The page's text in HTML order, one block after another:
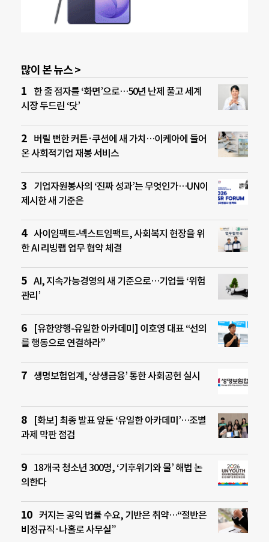
많이 본 뉴스 >
한 줄 점자를 ‘화면’으로…50년 난제 풀고 세계
시장 두드린 ‘닷’
버릴 뻔한 커튼·쿠션에 새 가치…이케아에 들어
온 사회적기업 재봉 서비스
기업자원봉사의 ‘진짜 성과’는 무엇인가…UN이
제시한 새 기준은
사이임팩트-넥스트임팩트, 사회복지 현장을 위
한 AI 리빙랩 업무 협약 체결
AI, 지속가능경영의 새 기준으로…기업들 ‘위험
관리’
[유한양행-유일한 아카데미] 이호영 대표 “선의
를 행동으로 연결하라”
생명보험업계, ‘상생금융’ 통한 사회공헌 실시
[화보] 최종 발표 앞둔 ‘유일한 아카데미’…조별
과제 막판 점검
18개국 청소년 300명, ‘기후위기와 물’ 해법 논
의한다
커지는 공익 법률 수요, 기반은 취약…“절반은
비정규직·나홀로 사무실”